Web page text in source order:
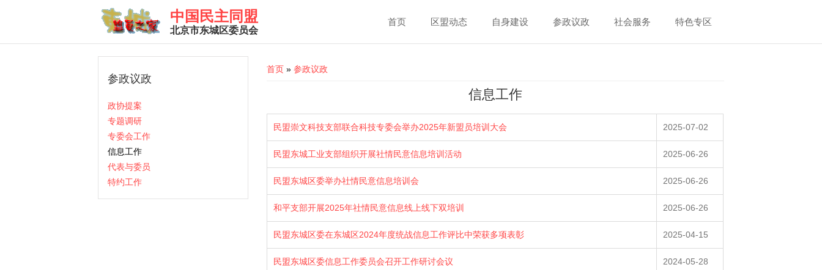
中国民主同盟
北京市东城区委员会
首页 区盟动态 自身建设 参政议政 社会服务 特色专区
You are here
首页 »参政议政
信息工作
民盟崇文科技支部联合科技专委会举办2025年新盟员培训大会 2025-07-02
民盟东城工业支部组织开展社情民意信息培训活动 2025-06-26
民盟东城区委举办社情民意信息培训会 2025-06-26
和平支部开展2025年社情民意信息线上线下双培训 2025-06-26
民盟东城区委在东城区2024年度统战信息工作评比中荣获多项表彰 2025-04-15
民盟东城区委信息工作委员会召开工作研讨会议 2024-05-28
参政议政
政协提案
专题调研
专委会工作
信息工作
代表与委员
特约工作